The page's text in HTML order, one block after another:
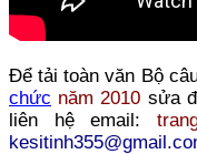
Để tải toàn văn Bộ
chức năm 2010 sửa
liên hệ email: